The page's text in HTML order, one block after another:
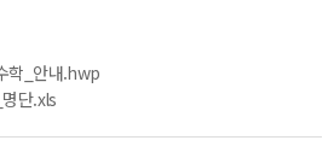
학_안내.hwp
단.xls